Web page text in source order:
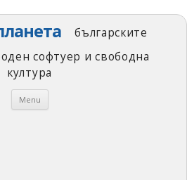
българските
софтуер и свободна
култура
Menu Skip